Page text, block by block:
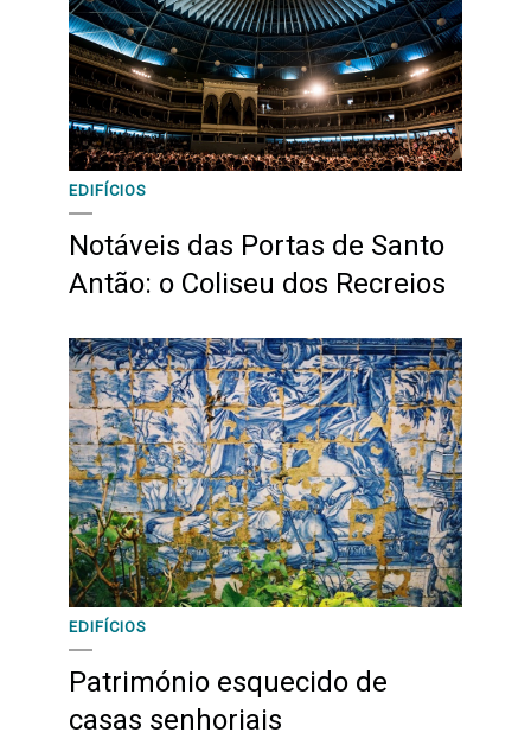
EDIFÍCIOS
Notáveis das Portas de Santo
Antão: o Coliseu dos Recreios
EDIFÍCIOS
Património esquecido de
casas senhoriais